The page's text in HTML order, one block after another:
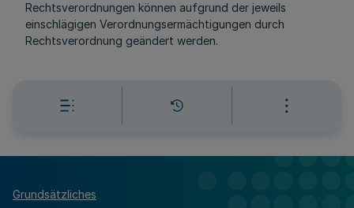
Rechtsverordnungen können aufgrund der jeweils
einschlägigen Verordnungsermächtigungen durch
Rechtsverordnung geändert werden.
Grundsätzliches